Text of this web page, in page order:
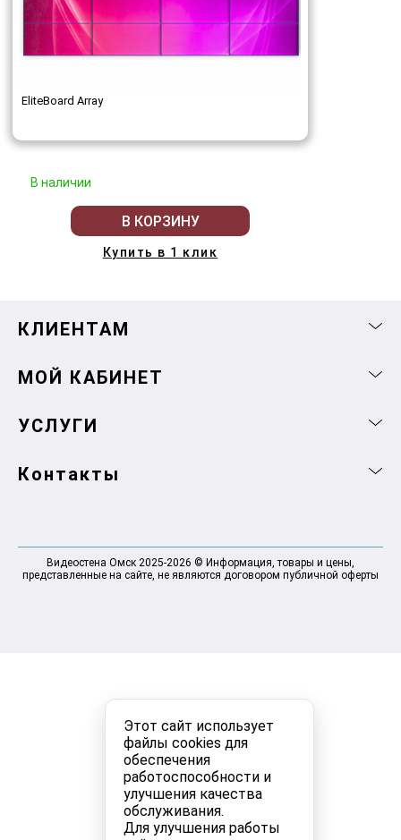
Этот сайт использует
файлы cookies для
обеспечения
работоспособности и
улучшения качества
обслуживания.
Для улучшения работы
EliteBoard Array
В наличии
В КОРЗИНУ
Купить в 1 клик
КЛИЕНТАМ
МОЙ КАБИНЕТ
УСЛУГИ
Контакты
Видеостена Омск 2025-2026 © Информация, товары и цены,
представленные на сайте, не являются договором публичной оферты